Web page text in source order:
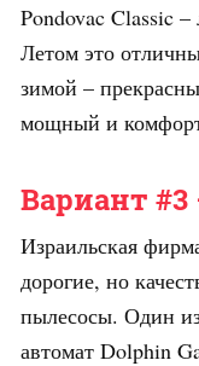
Pondovac Classic
Летом это
зимой –
мощный и
Вариант #3
Израильская
дорогие, но
пылесосы. Один
автомат Dolphin